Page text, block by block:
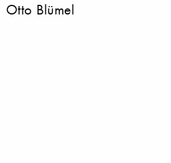
Otto Blümel